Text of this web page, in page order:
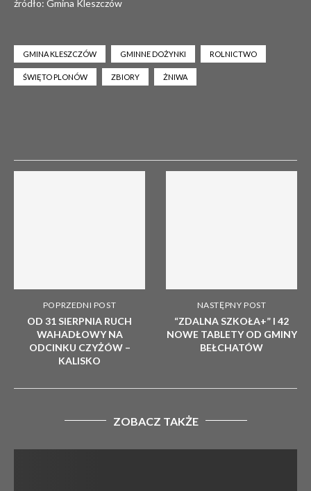
źródło: Gmina Kleszczów
GMINA KLESZCZÓW GMINNE DOŻYNKI ROLNICTWO
ŚWIĘTO PLONÓW ZBIORY ŻNIWA
POPRZEDNI POST
OD 31 SIERPNIA RUCH
WAHADŁOWY NA
ODCINKU CZYŻÓW –
KALISKO
NASTĘPNY POST
“ZDALNA SZKOŁA+” I 42
NOWE TABLETY OD GMINY
BEŁCHATÓW
ZOBACZ TAKŻE